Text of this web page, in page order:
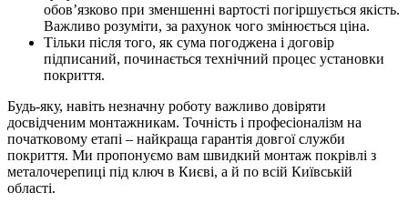
обов’язково при зменшенні вартості погіршується якість.
Важливо розуміти, за рахунок чого змінюється ціна.
Тільки після того, як сума погоджена і договір
підписаний, починається технічний процес установки
покриття.
Будь-яку, навіть незначну роботу важливо довіряти
досвідченим монтажникам. Точність і професіоналізм на
початковому етапі – найкраща гарантія довгої служби
покриття. Ми пропонуємо вам швидкий монтаж покрівлі з
металочерепиці під ключ в Києві, а й по всій Київській
області.